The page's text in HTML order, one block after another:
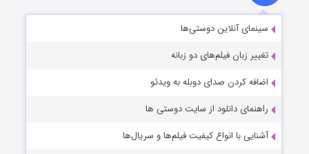
سینمای آنلاین دوستی‌ها
تغییر زبان فیلم‌های دو زبانه
اضافه کردن صدای دوبله به ویدئو
راهنمای دانلود از سایت دوستی ها
آشنایی با انواع کیفیت فیلم‌ها و سریال‌ها